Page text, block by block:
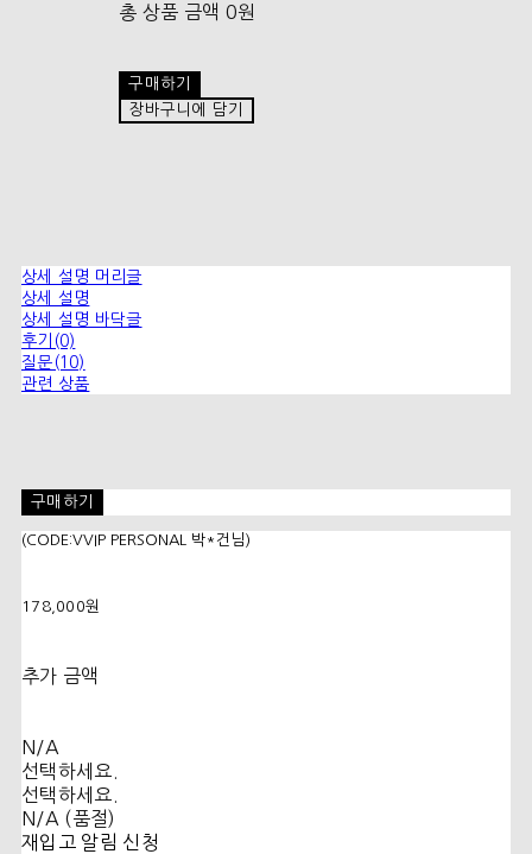
총 상품 금액 0원
구매하기
장바구니에 담기
상세 설명 머리글
상세 설명
상세 설명 바닥글
후기(0)
질문(10)
관련 상품
구매하기
(CODE:VVIP PERSONAL 박*건님)
178,000원
추가 금액
N/A
선택하세요.
선택하세요.
N/A (품절)
재입고 알림 신청